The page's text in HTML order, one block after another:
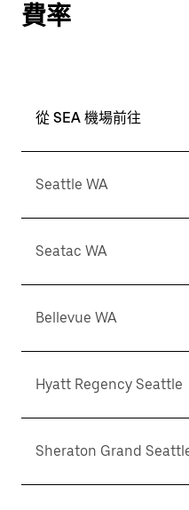
費率
從 SEA 機場前往
Seattle WA
Seatac WA
Bellevue WA
Hyatt Regency Seattle
Sheraton Grand